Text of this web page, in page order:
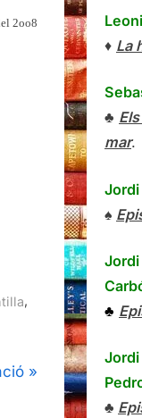
2oo8
,
♦ La
♣
mar.
♠
♣
♣